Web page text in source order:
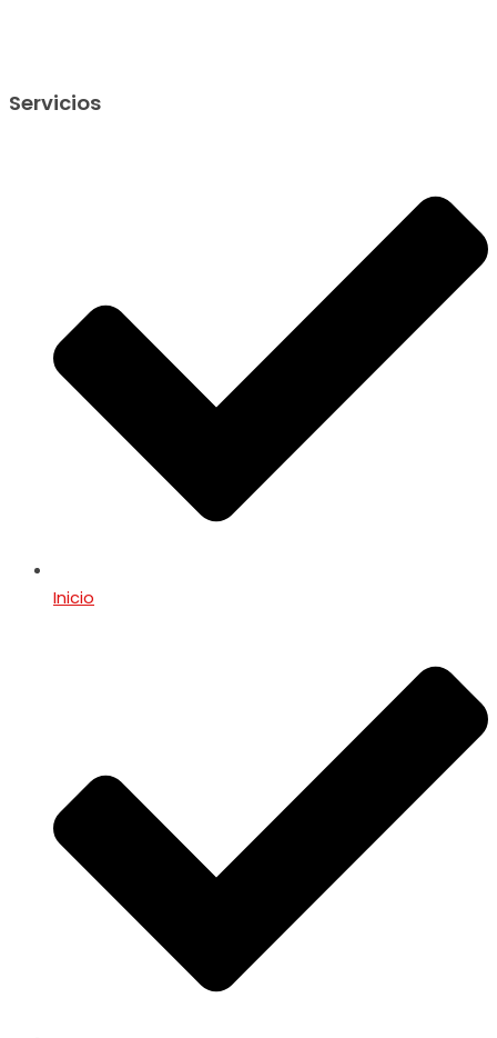
Servicios
Inicio